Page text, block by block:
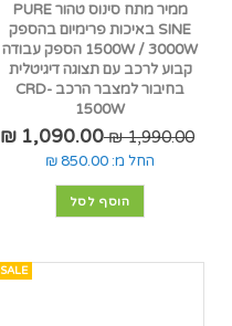
ממיר מתח סינוס טהור PURE
SINE באיכות פרימיום בהספק
1500W / 3000W הספק עבודה
קבוע לרכב עם תצוגה דיגיטלית
בחיבור למצבר הרכב CRD-
1500W
1,990.00 ₪
1,090.00 ₪
החל מ: 850.00 ₪
הוסף לסל
SALE